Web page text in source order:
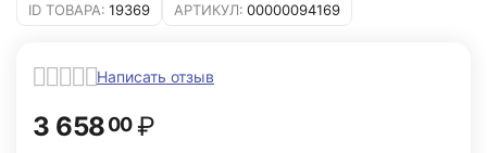
ID ТОВАРА: 19369 АРТИКУЛ: 00000094169
Написать отзыв
3 65800 ₽